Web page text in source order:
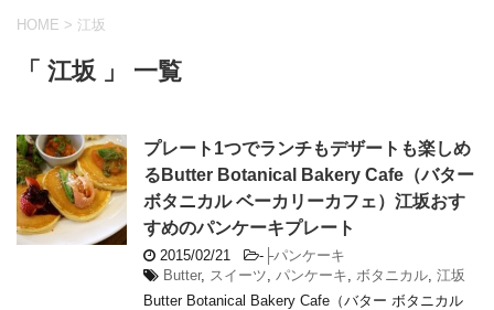
HOME > 江坂
「 江坂 」 一覧
プレート1つでランチもデザートも楽しめ
るButter Botanical Bakery Cafe（バター
ボタニカル ベーカリーカフェ）江坂おす
すめのパンケーキプレート
2015/02/21 - ├パンケーキ
Butter, スイーツ パンケーキ ボタニカル 江坂
Butter Botanical Bakery Cafe（バター ボタニカル